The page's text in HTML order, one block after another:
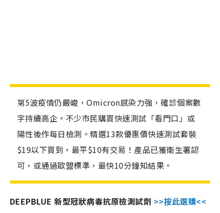
第5波疫情仍嚴峻，Omicron感染力強，確診個案數
字持續高企。不少市民購買快速測試「看門口」或
陽性後作每日檢測。精選13款優惠價快速測試套裝
$19以下買到，最平$10有交易！產品已獲衛生署認
可，或通過歐盟標準，最快10分鐘知結果。
DEEPBLUE 新型冠狀病毒抗原檢測試劑 >>按此選購<<